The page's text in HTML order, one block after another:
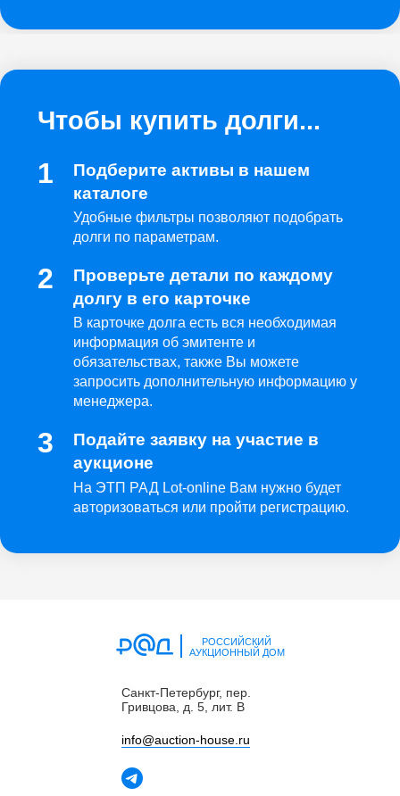
Чтобы купить долги...
Подберите активы в нашем
каталоге
Удобные фильтры позволяют подобрать
долги по параметрам.
Проверьте детали по каждому
долгу в его карточке
В карточке долга есть вся необходимая
информация об эмитенте и
обязательствах, также Вы можете
запросить дополнительную информацию у
менеджера.
Подайте заявку на участие в
аукционе
На ЭТП РАД Lot-online Вам нужно будет
авторизоваться или пройти регистрацию.
РОССИЙСКИЙ
АУКЦИОННЫЙ ДОМ
Санкт-Петербург, пер.
Гривцова, д. 5, лит. В
info@auctiоn-house.ru